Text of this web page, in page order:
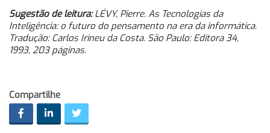
Sugestão de leitura:LÉVY, Pierre. As Tecnologias da
Inteligência: o futuro do pensamento na era da informática.
Tradução: Carlos Irineu da Costa. São Paulo: Editora 34,
1993, 203 páginas.
Compartilhe